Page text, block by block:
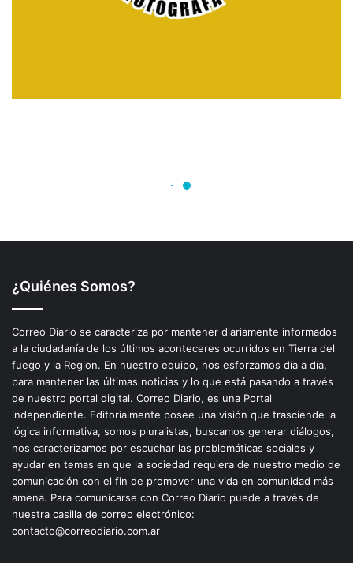
¿Quiénes Somos?
Correo Diario se caracteriza por mantener diariamente informados
a la ciudadanía de los últimos aconteceres ocurridos en Tierra del
fuego y la Region. En nuestro equipo, nos esforzamos día a día,
para mantener las últimas noticias y lo que está pasando a través
de nuestro portal digital. Correo Diario, es una Portal
independiente. Editorialmente posee una visión que trasciende la
lógica informativa, somos pluralistas, buscamos generar diálogos,
nos caracterizamos por escuchar las problemáticas sociales y
ayudar en temas en que la sociedad requiera de nuestro medio de
comunicación con el fin de promover una vida en comunidad más
amena. Para comunicarse con Correo Diario puede a través de
nuestra casilla de correo electrónico:
contacto@correodiario.com.ar